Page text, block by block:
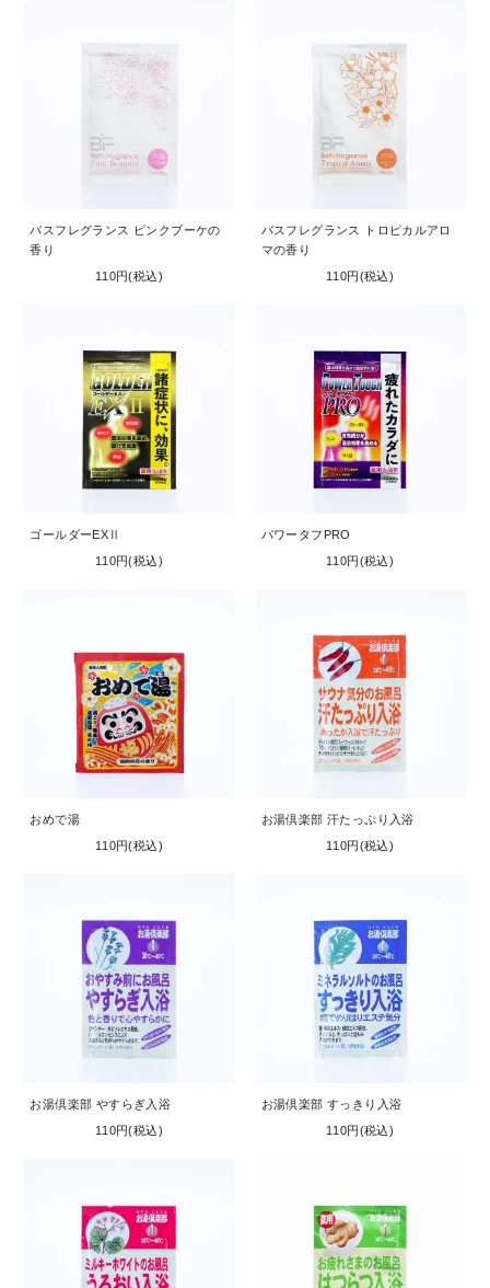
バスフレグランス ピンクブーケの
香り
110円(税込)
バスフレグランス トロピカルアロ
マの香り
110円(税込)
ゴールダーEXⅡ
110円(税込)
パワータフPRO
110円(税込)
おめで湯
110円(税込)
お湯倶楽部 汗たっぷり入浴
110円(税込)
お湯倶楽部 やすらぎ入浴
110円(税込)
お湯倶楽部 すっきり入浴
110円(税込)